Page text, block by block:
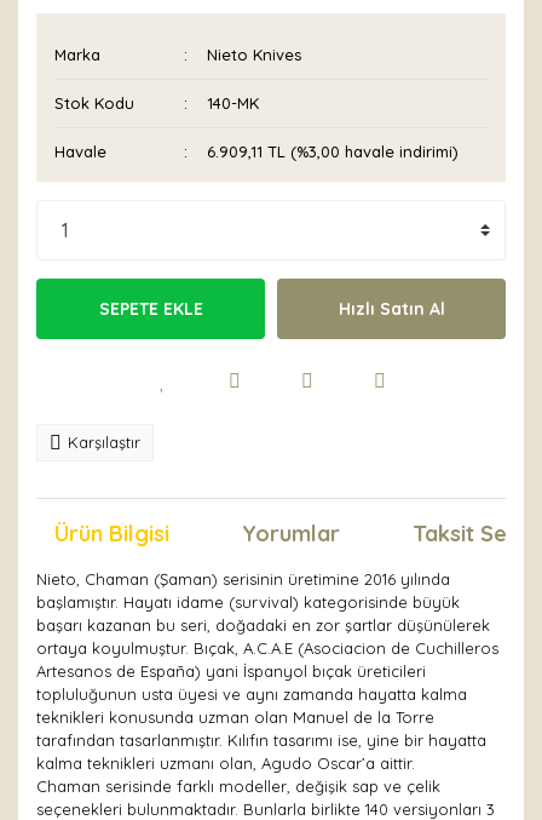
Marka Nieto Knives
Stok Kodu 140-MK
Havale 6.909,11 TL (%3,00 havale indirimi)
SEPETE EKLE Hızlı Satın Al
Karşılaştır
Ürün Bilgisi Yorumlar Taksit
Nieto, Chaman (Şaman) serisinin üretimine 2016 yılında
başlamıştır. Hayatı idame (survival) kategorisinde büyük
başarı kazanan bu seri, doğadaki en zor şartlar düşünülerek
ortaya koyulmuştur. Bıçak, A.C.A.E (Asociacion de Cuchilleros
Artesanos de España) yani İspanyol bıçak üreticileri
topluluğunun usta üyesi ve aynı zamanda hayatta kalma
teknikleri konusunda uzman olan Manuel de la Torre
tarafından tasarlanmıştır. Kılıfın tasarımı ise, yine bir hayatta
kalma teknikleri uzmanı olan, Agudo Oscar’a aittir.
Chaman serisinde farklı modeller, değişik sap ve çelik
seçenekleri bulunmaktadır. Bunlarla birlikte 140 versiyonları 3